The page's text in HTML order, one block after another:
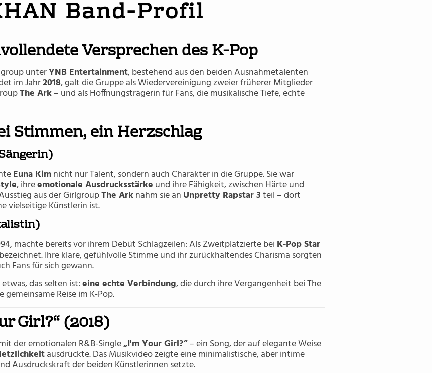
Band-Profil
Versprechen des K-Pop
unterYNB Entertainment, bestehend aus den beiden Ausnahmetalenten
im Jahr2018, galt die Gruppe als Wiedervereinigung zweier früherer Mitglieder
The Ark– und als Hoffnungsträgerin für Fans, die musikalische Tiefe, echte
Stimmen, ein Herzschlag
Euna Kimnicht nur Talent, sondern auch Charakter in die Gruppe. Sie war
, ihreemotionale Ausdrucksstärke und ihre Fähigkeit, zwischen Härte und
aus der GirlgroupThe Arknahm sie an Unpretty Rapstar 3teil – dort
vielseitige Künstlerin ist.
machte bereits vor ihrem Debüt Schlagzeilen: Als Zweitplatzierte bei K-Pop Star
Ihre klare, gefühlvolle Stimme und ihr zurückhaltendes Charisma sorgten
Fans für sich gewann.
das selten ist:eine echte Verbindung, die durch ihre Vergangenheit bei The
Reise im K-Pop.
Girl?“ (2018)
der emotionalen R&B-Single„I'm Your Girl?“– ein Song, der auf elegante Weise
ausdrückte. Das Musikvideo zeigte eine minimalistische, aber intime
Ausdruckskraft der beiden Künstlerinnen setzte.